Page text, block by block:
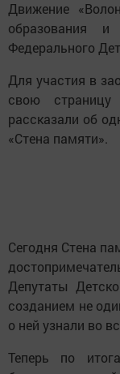
Движение
образования
Федерального
Для участия в
свою
рассказали об
«Стена памяти».
Сегодня Стена
Депутаты
созданием не
о ней узнали во
Теперь по